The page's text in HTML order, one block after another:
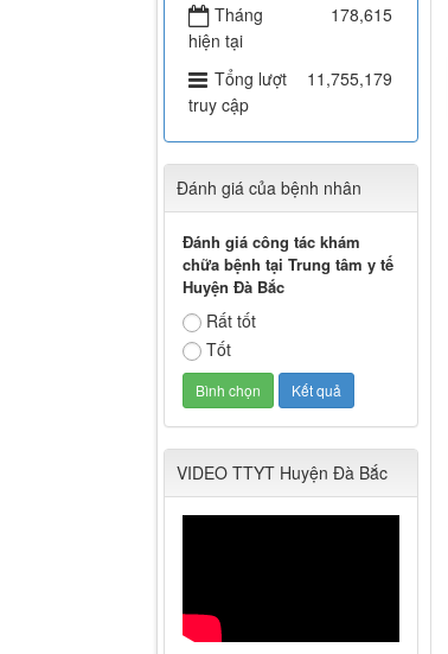
Tháng
hiện tại
178,615
Tổng lượt
truy cập
11,755,179
Đánh giá của bệnh nhân
Đánh giá công tác khám
chữa bệnh tại Trung tâm y tế
Huyện Đà Bắc
Rất tốt
Tốt
VIDEO TTYT Huyện Đà Bắc